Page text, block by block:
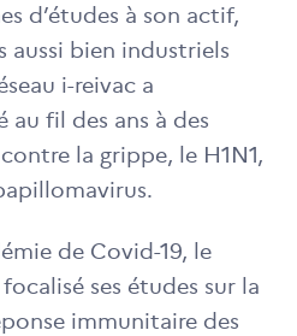
d’études à son actif,
aussi bien industriels
i-reivac a
fil des ans à des
la grippe, le H1N1,
de Covid-19, le
ses études sur la
immunitaire des